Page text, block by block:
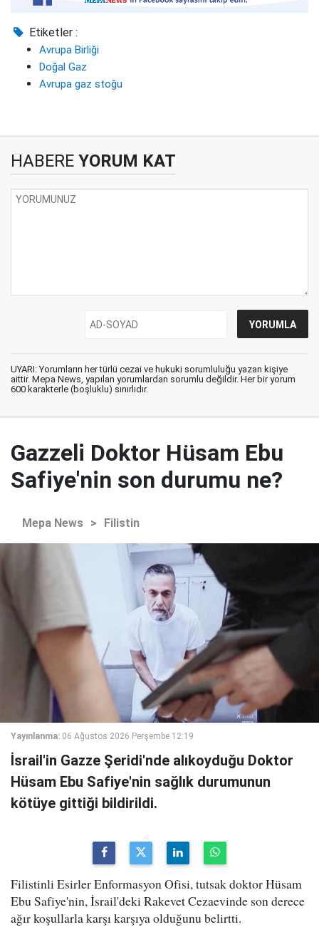
Etiketler :
Avrupa Birliği
Doğal Gaz
Avrupa gaz stoğu
HABERE YORUM KAT
UYARI: Yorumların her türlü cezai ve hukuki sorumluluğu yazan kişiye
aittir. Mepa News, yapılan yorumlardan sorumlu değildir. Her bir yorum
600 karakterle (boşluklu) sınırlıdır.
Gazzeli Doktor Hüsam Ebu
Safiye'nin son durumu ne?
Mepa News > Filistin
Yayınlanma: 06 Ağustos 2026 Perşembe 12:19
İsrail'in Gazze Şeridi'nde alıkoyduğu Doktor
Hüsam Ebu Safiye'nin sağlık durumunun
kötüye gittiği bildirildi.
Filistinli Esirler Enformasyon Ofisi, tutsak doktor Hüsam
Ebu Safiye'nin, İsrail'deki Rakevet Cezaevinde son derece
ağır koşullarla karşı karşıya olduğunu belirtti.